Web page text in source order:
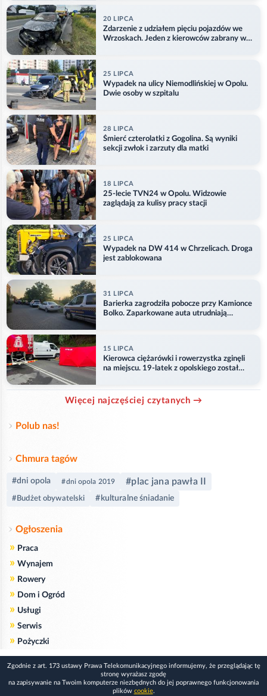
20 LIPCA
Zdarzenie z udziałem pięciu pojazdów we
Wrzoskach. Jeden z kierowców zabrany w
25 LIPCA
Wypadek na ulicy Niemodlińskiej w Opolu.
Dwie osoby w szpitalu
28 LIPCA
Śmierć czterolatki z Gogolina. Są wyniki
sekcji zwłok i zarzuty dla matki
18 LIPCA
25-lecie TVN24 w Opolu. Widzowie
zaglądają za kulisy pracy stacji
25 LIPCA
Wypadek na DW 414 w Chrzelicach. Droga
jest zablokowana
31 LIPCA
Barierka zagrodziła pobocze przy Kamionce
Bolko. Zaparkowane auta utrudniają
15 LIPCA
Kierowca ciężarówki i rowerzystka zginęli
na miejscu. 19-latek z opolskiego został
Więcej najczęściej czytanych →
Polub nas!
Chmura tagów
#dni opola #dni opola 2019 #plac jana pawła II
#Budżet obywatelski #kulturalne śniadanie
Ogłoszenia
» Praca
» Wynajem
» Rowery
» Dom i Ogród
» Usługi
» Serwis
» Pożyczki
Zgodnie z art. 173 ustawy Prawa Telekomunikacyjnego informujemy, że przeglądając tę
stronę wyrażasz zgodę
na zapisywanie na Twoim komputerze niezbędnych do jej poprawnego funkcjonowania
plików cookie.